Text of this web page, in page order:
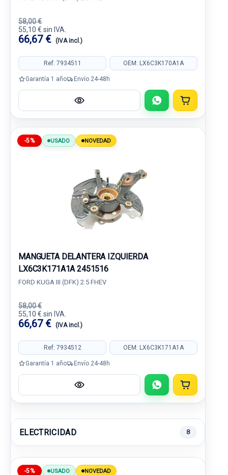
58,00 €
55,10 € sin IVA.
66,67 € (IVA incl.)
Ref: 7934511 OEM: LX6C3K170A1A
Garantía 1 año Envío 24-48h
-5% USADO NOVEDAD
MANGUETA DELANTERA IZQUIERDA
LX6C3K171A1A 2451516
FORD KUGA III (DFK) 2.5 FHEV
58,00 €
55,10 € sin IVA.
66,67 € (IVA incl.)
Ref: 7934512 OEM: LX6C3K171A1A
Garantía 1 año Envío 24-48h
ELECTRICIDAD 8
-5% USADO NOVEDAD